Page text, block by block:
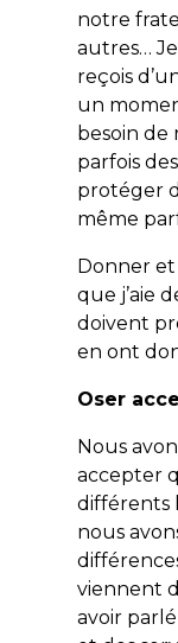
notre
autres…
reçois
un
besoin de
parfois
protéger
même
Donner et
que j’aie
doivent
en ont
Oser
Nous
accepter
différents
nous
viennent
avoir